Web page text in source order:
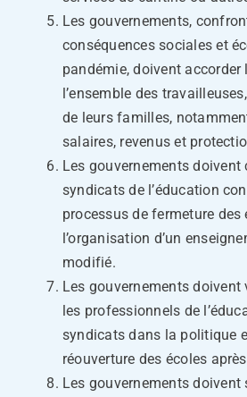
Les gouvernements,
conséquences sociales et
pandémie, doivent accorder
l’ensemble des
de leurs familles,
salaires, revenus et
Les gouvernements doivent
syndicats de l’éducation
processus de fermeture des
l’organisation d’un
modifié.
Les gouvernements
les professionnels de
syndicats dans la politique
réouverture des écoles
Les gouvernements doivent